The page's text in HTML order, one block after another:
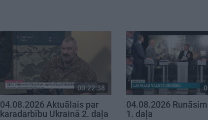
00:22:38
04.08.2026 Aktuālais par
karadarbību Ukrainā 2. daļa
04.08.2026
1. daļa